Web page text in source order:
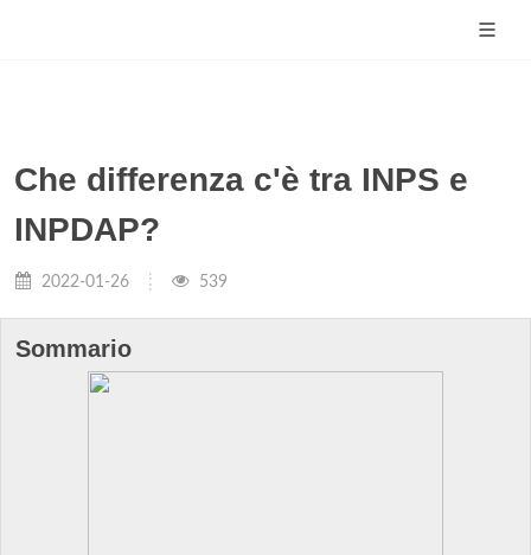
Che differenza c'è tra INPS e
INPDAP?
2022-01-26 539
Sommario